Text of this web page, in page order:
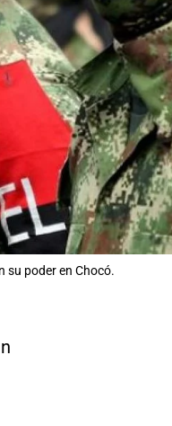
su poder en Chocó.